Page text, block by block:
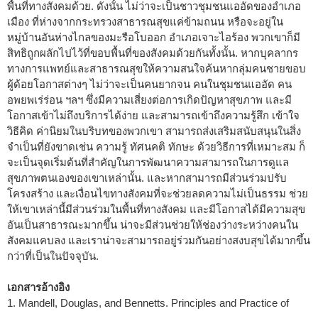
พื้นที่ทางสังคมด้วย. ดังนั้น ไม่ว่าจะเป็นชาวชุมชนแออัดของอำเภอ
เมือง ที่ห่างจากกระทรวงสาธารณสุขแค่ข้ามถนน หรือจะอยู่ใน
หมู่บ้านอันห่างไกลของมะรือโบออก อำเภอเจาะไอร้อง พวกเขาก็มี
สิทธิถูกผลักไปไว้ที่ขอบพื้นที่ของสังคมด้วยกันทั้งนั้น. หากบุคลากร
ทางการแพทย์และสาธารณสุขให้ความสนใจค้นหากลุ่มคนชายขอบ
ผู้ด้อยโอกาสต่างๆ ไม่ว่าจะเป็นคนยากจน คนในชุมชนแออัด คน
อพยพเร่ร่อน ฯลฯ ซึ่งมีความเสี่ยงต่อการเกิดปัญหาสุขภาพ และมี
โอกาสเข้าไม่ถึงบริการได้ง่าย และสามารถเข้าถึงความรู้สึก เข้าใจ
วิธีคิด ค่านิยมในบริบทของพวกเขา สามารถส่งเสริมสนับสนุนในสิ่ง
จำเป็นที่ยังขาดเช่น ความรู้ ทัศนคติ ทักษะ ด้วยวิธีการที่เหมาะสม ก็
จะเป็นจุดเริ่มต้นที่สำคัญในการพัฒนาความสามารถในการดูแล
สุขภาพตนเองของเขาเหล่านั้น. และหากสามารถมีส่วนร่วมปรับ
โครงสร้าง และเงื่อนไขทางสังคมที่จะช่วยลดความไม่เป็นธรรม ช่วย
ให้เขาเหล่านี้มีส่วนร่วมในพื้นที่ทางสังคม และมีโอกาสได้มีความสุข
อันเป็นสาธารณะมากขึ้น น่าจะมีส่วนช่วยให้ช่องว่างระหว่างคนใน
สังคมแคบลง และเราน่าจะสามารถอยู่ร่วมกันอย่างสงบสุขได้มากขึ้น
กว่าที่เป็นในปัจจุบัน.
เอกสารอ้างอิง
1. Mandell, Douglas, and Bennetts. Principles and Practice of